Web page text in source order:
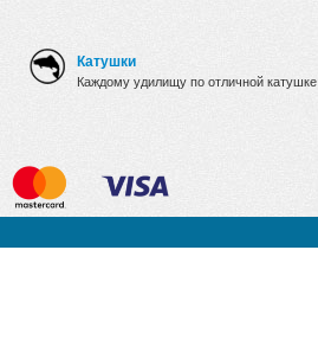
Катушки
Каждому удилищу по отличной катушке